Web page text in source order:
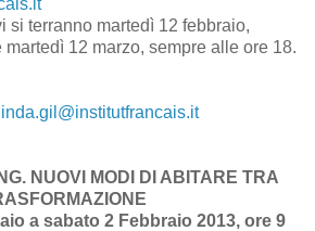
si terranno martedì 12 febbraio,
12 marzo, sempre alle ore 18.
linda.gil@institutfrancais.it
NUOVI MODI DI ABITARE TRA
a sabato 2 Febbraio 2013, ore 9